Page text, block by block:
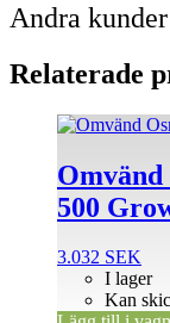
Andra
Relaterade
500
3.032 SEK
I lager
Kan